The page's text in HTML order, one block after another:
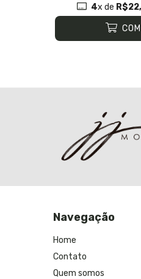
4x de
Navegação
Home
Contato
Quem somos